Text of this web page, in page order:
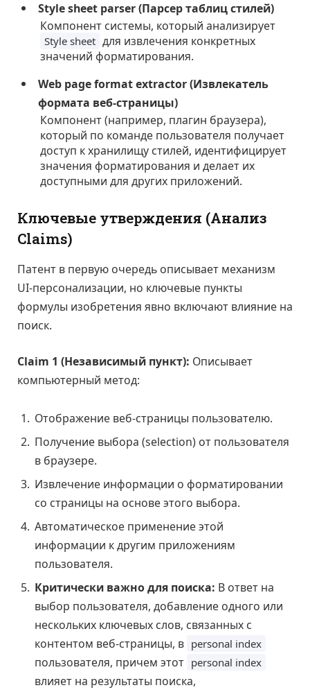
Style sheet parser (Парсер таблиц стилей)
Компонент системы, который анализирует
Style sheet для извлечения конкретных
значений форматирования.
Web page format extractor (Извлекатель
формата веб-страницы)
Компонент (например, плагин браузера),
который по команде пользователя получает
доступ к хранилищу стилей, идентифицирует
значения форматирования и делает их
доступными для других приложений.
Ключевые утверждения (Анализ
Claims)
Патент в первую очередь описывает механизм
UI-персонализации, но ключевые пункты
формулы изобретения явно включают влияние на
поиск.
Claim 1 (Независимый пункт): Описывает
компьютерный метод:
Отображение веб-страницы пользователю.
Получение выбора (selection) от пользователя
в браузере.
Извлечение информации о форматировании
со страницы на основе этого выбора.
Автоматическое применение этой
информации к другим приложениям
пользователя.
Критически важно для поиска: В ответ на
выбор пользователя, добавление одного или
нескольких ключевых слов, связанных с
контентом веб-страницы, в personal index
пользователя, причем этот personal index
влияет на результаты поиска,